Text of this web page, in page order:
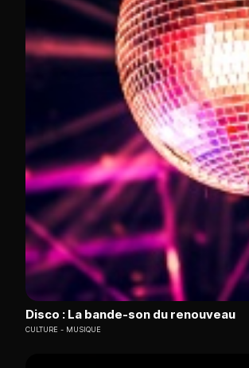
Disco : La bande-son du renouveau
CULTURE MUSIQUE